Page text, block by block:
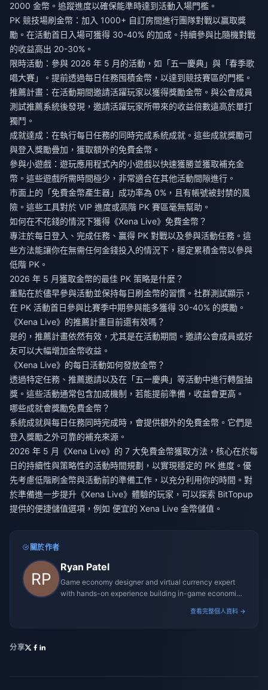
2000 金幣。追蹤進度以確保能準時達到活動入場門檻。
PK 競技場刷金幣：加入 1000+ 自訂房間進行團隊對戰以贏取獎
勵。在活動首日入場可獲得 30-40% 的加成。持續參與比隨機對戰
的收益高出 20-30%。
限時活動：參與 2026 年 5 月的活動，如「五一慶典」與「春季歌
唱大賽」。提前透過每日任務囤積金幣，以達到競技賽區的門檻。
推薦計畫：在活動期間邀請活躍玩家以獲得獎勵金幣。與公會成員
測試推薦系統後發現，邀請活躍玩家所帶來的收益倍數遠高於單打
獨鬥。
成就達成：在執行每日任務的同時完成系統成就。這些成就獎勵可
與登入獎勵疊加，獲取額外的免費金幣。
參與小遊戲：遊玩應用程式內的小遊戲以快速獲勝並獲取補充金
幣。這些遊戲所需時間極少，非常適合在其他活動間隙進行。
市面上的「免費金幣產生器」成功率為 0%，且有帳號被封禁的風
險。這些工具對於 VIP 進度或高階 PK 賽區毫無幫助。
如何在不花錢的情況下獲得《Xena Live》免費金幣？
專注於每日登入、完成任務、贏得 PK 對戰以及參與活動任務。這
些方法能讓你在無需任何金錢投入的情況下，穩定累積金幣以參與
低階 PK。
2026 年 5 月獲取金幣的最佳 PK 策略是什麼？
重點在於儘早參與活動並保持每日刷金幣的習慣。社群測試顯示，
在 PK 活動首日參與比賽季中期參與能多獲得 30-40% 的獎勵。
《Xena Live》的推薦計畫目前還有效嗎？
是的，推薦計畫依然有效，尤其是在活動期間。邀請公會成員或好
友可以大幅增加金幣收益。
《Xena Live》的每日活動如何發放金幣？
透過特定任務、推薦邀請以及在「五一慶典」等活動中進行轉盤抽
獎。這些活動通常包含加成機制，若能提前準備，收益會更高。
哪些成就會獎勵免費金幣？
系統成就與每日任務同時完成時，會提供額外的免費金幣。它們是
登入獎勵之外可靠的補充來源。
2026 年 5 月《Xena Live》的 7 大免費金幣獲取方法，核心在於每
日的持續性與策略性的活動時間規劃，以實現穩定的 PK 進度。優
先考慮低階刷金幣與活動前的準備工作，以充分利用你的時間。對
於準備進一步提升《Xena Live》體驗的玩家，可以探索 BitTopup
提供的便捷儲值選項，例如 便宜的 Xena Live 金幣儲值 。
關於作者
Ryan Patel
Game economy designer and virtual currency expert
with hands-on experience building in-game economies
查看完整個人資料 →
分享